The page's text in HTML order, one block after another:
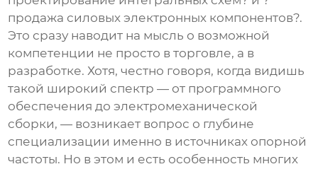
продажа силовых электронных компонентов?.
Это сразу наводит на мысль о возможной
компетенции не просто в торговле, а в
разработке. Хотя, честно говоря, когда видишь
такой широкий спектр — от программного
обеспечения до электромеханической
сборки, — возникает вопрос о глубине
специализации именно в источниках опорной
частоты. Но в этом и есть особенность многих